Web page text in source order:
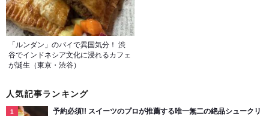
「ルンダン」のパイで異国気分！ 渋
谷でインドネシア文化に浸れるカフェ
が誕生（東京・渋谷）
人気記事ランキング
予約必須!! スイーツのプロが推薦する唯一無二の絶品シュークリ